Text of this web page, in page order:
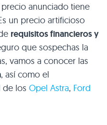
anunciado tiene
un precio artificioso
requisitos financieros y
que sospechas la
vamos a conocer las
, así como el
de los Opel Astra, Ford